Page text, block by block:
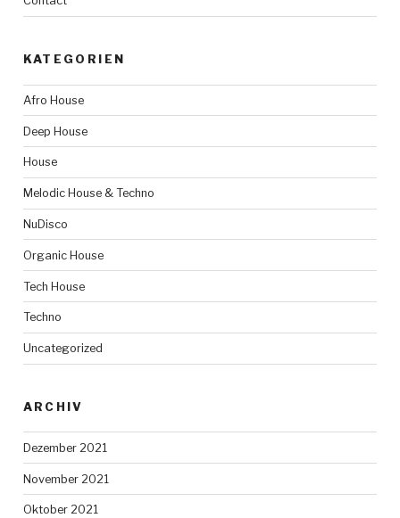
KATEGORIEN
Afro House
Deep House
House
Melodic House & Techno
NuDisco
Organic House
Tech House
Techno
Uncategorized
ARCHIV
Dezember 2021
November 2021
Oktober 2021